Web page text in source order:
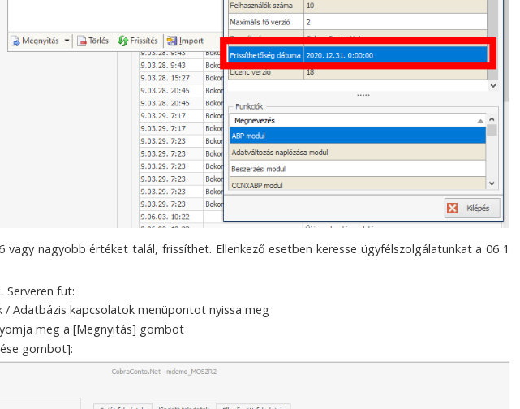
vagy nagyobb értéket talál, frissíthet. Ellenkező esetben keresse ügyfélszolgálatunkat a 06 1
Serveren fut:
Adatbázis kapcsolatok menüpontot nyissa meg
meg a [Megnyitás] gombot
gombot]: